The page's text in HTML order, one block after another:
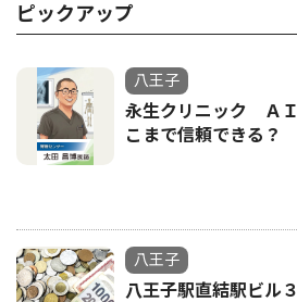
ピックアップ
八王子
永生クリニック Ａ
こまで信頼できる？
八王子
八王子駅直結駅ビル